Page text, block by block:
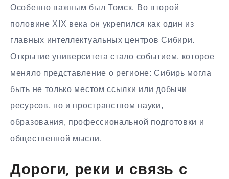
Особенно важным был Томск. Во второй
половине XIX века он укрепился как один из
главных интеллектуальных центров Сибири.
Открытие университета стало событием, которое
меняло представление о регионе: Сибирь могла
быть не только местом ссылки или добычи
ресурсов, но и пространством науки,
образования, профессиональной подготовки и
общественной мысли.
Дороги, реки и связь с